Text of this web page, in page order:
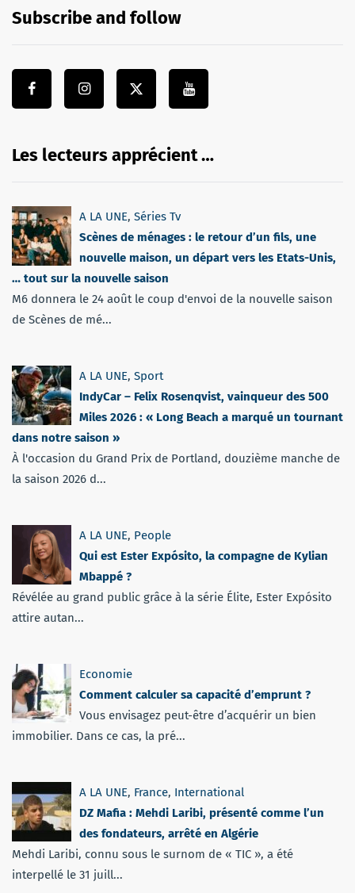
Subscribe and follow
Les lecteurs apprécient …
A LA UNE, Séries Tv
Scènes de ménages : le retour d’un fils, une
nouvelle maison, un départ vers les Etats-Unis,
… tout sur la nouvelle saison
M6 donnera le 24 août le coup d'envoi de la nouvelle saison
de Scènes de mé...
A LA UNE, Sport
IndyCar – Felix Rosenqvist, vainqueur des 500
Miles 2026 : « Long Beach a marqué un tournant
dans notre saison »
À l'occasion du Grand Prix de Portland, douzième manche de
la saison 2026 d...
A LA UNE, People
Qui est Ester Expósito, la compagne de Kylian
Mbappé ?
Révélée au grand public grâce à la série Élite, Ester Expósito
attire autan...
Economie
Comment calculer sa capacité d’emprunt ?
Vous envisagez peut-être d’acquérir un bien
immobilier. Dans ce cas, la pré...
A LA UNE, France, International
DZ Mafia : Mehdi Laribi, présenté comme l’un
des fondateurs, arrêté en Algérie
Mehdi Laribi, connu sous le surnom de « TIC », a été
interpellé le 31 juill...